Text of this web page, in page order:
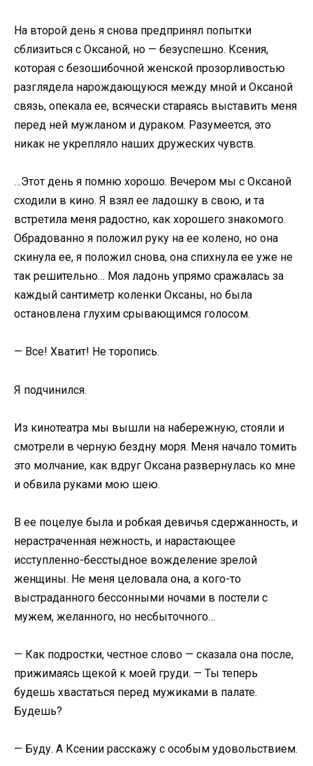
На второй день я снова предпринял попытки
сблизиться с Оксаной, но — безуспешно. Ксения,
которая с безошибочной женской прозорливостью
разглядела нарождающуюся между мной и Оксаной
связь, опекала ее, всячески стараясь выставить меня
перед ней мужланом и дураком. Разумеется, это
никак не укрепляло наших дружеских чувств.
…Этот день я помню хорошо. Вечером мы с Оксаной
сходили в кино. Я взял ее ладошку в свою, и та
встретила меня радостно, как хорошего знакомого.
Обрадованно я положил руку на ее колено, но она
скинула ее, я положил снова, она спихнула ее уже не
так решительно… Моя ладонь упрямо сражалась за
каждый сантиметр коленки Оксаны, но была
остановлена глухим срывающимся голосом.
— Все! Хватит! Не торопись.
Я подчинился.
Из кинотеатра мы вышли на набережную, стояли и
смотрели в черную бездну моря. Меня начало томить
это молчание, как вдруг Оксана развернулась ко мне
и обвила руками мою шею.
В ее поцелуе была и робкая девичья сдержанность, и
нерастраченная нежность, и нарастающее
исступленно-бесстыдное вожделение зрелой
женщины. Не меня целовала она, а кого-то
выстраданного бессонными ночами в постели с
мужем, желанного, но несбыточного…
— Как подростки, честное слово — сказала она после,
прижимаясь щекой к моей груди. — Ты теперь
будешь хвастаться перед мужиками в палате.
Будешь?
— Буду. А Ксении расскажу с особым удовольствием.